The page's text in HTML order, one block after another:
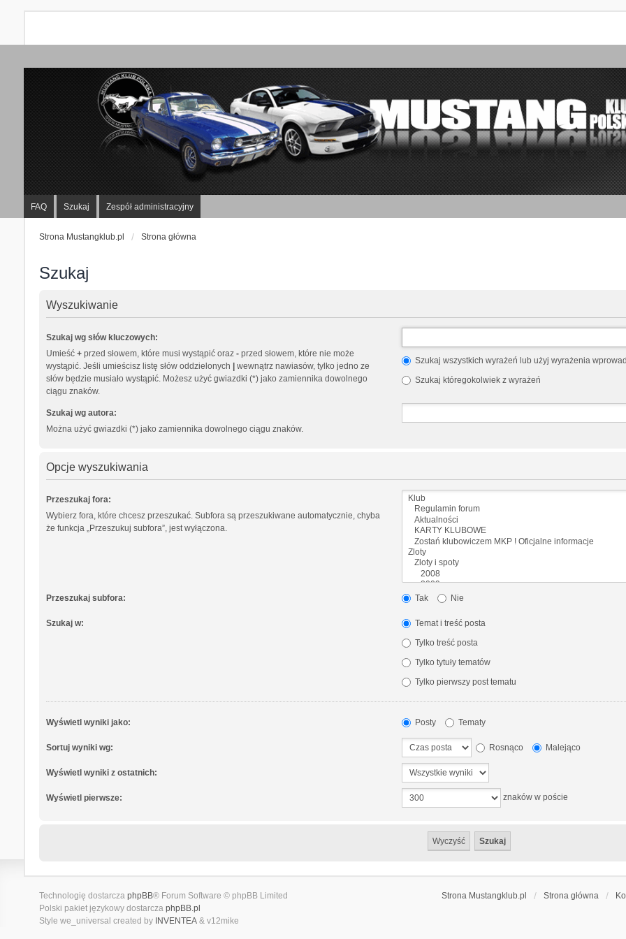
FAQ Szukaj Zespół administracyjny
Strona Mustangklub.pl Strona główna
Szukaj
Wyszukiwanie
Szukaj wg słów kluczowych:
Umieść +przed słowem, które musi wystąpić oraz -przed słowem, które nie może
wystąpić. Jeśli umieścisz listę słów oddzielonych
wewnątrz nawiasów, tylko jedno ze
słów będzie musiało wystąpić. Możesz użyć gwiazdki (*) jako zamiennika dowolnego
ciągu znaków.
Szukaj wszystkich wyrażeń lub użyj wyrażenia
Szukaj któregokolwiek z wyrażeń
Szukaj wg autora:
Można użyć gwiazdki (*) jako zamiennika dowolnego ciągu znaków.
Opcje wyszukiwania
Przeszukaj fora:
Wybierz fora, które chcesz przeszukać. Subfora są przeszukiwane automatycznie, chyba
że funkcja „Przeszukuj subfora”, jest wyłączona.
Przeszukaj subfora: Tak Nie
Szukaj w:
Temat i treść posta
Tylko treść posta
Tylko tytuły tematów
Tylko pierwszy post tematu
Wyświetl wyniki jako: Posty Tematy
Sortuj wyniki wg: Rosnąco Malejąco
Wyświetl wyniki z ostatnich:
Wyświetl pierwsze: znaków w poście
Strona Mustangklub.pl Strona główna
Technologię dostarcza phpBB® Forum Software © phpBB Limited
Polski pakiet językowy dostarcza phpBB.pl
Style we_universal created by INVENTEA& v12mike